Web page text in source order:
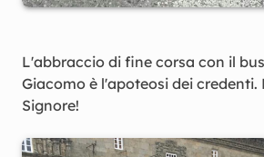
L'abbraccio di fine corsa con il
Giacomo è l'apoteosi dei credenti.
Signore!